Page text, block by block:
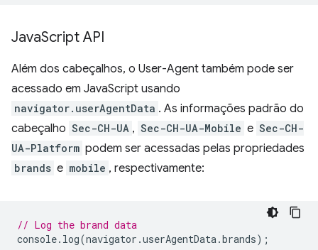
JavaScript API
Além dos cabeçalhos, o User-Agent também pode ser
acessado em JavaScript usando
navigator.userAgentData . As informações padrão do
cabeçalho Sec-CH-UA , Sec-CH-UA-Mobile e Sec-CH-
UA-Platform podem ser acessadas pelas propriedades
brands e mobile , respectivamente:
// Log the brand data
console. log(navigator .userAgentData.brands);